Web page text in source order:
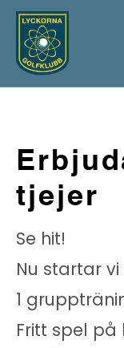
tjejer
Se hit!
Nu startar
1
Fritt spel